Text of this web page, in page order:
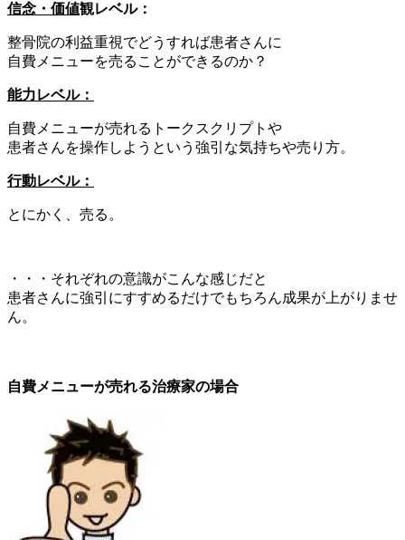
信念・価値観レベル：
整骨院の利益重視でどうすれば患者さんに
自費メニューを売ることができるのか？
能力レベル：
自費メニューが売れるトークスクリプトや
患者さんを操作しようという強引な気持ちや売り方。
行動レベル：
とにかく、売る。
・・・それぞれの意識がこんな感じだと
患者さんに強引にすすめるだけでもちろん成果が上がりませ
ん。
自費メニューが売れる治療家の場合